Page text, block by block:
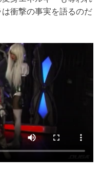
衝撃の事実を語るのだ